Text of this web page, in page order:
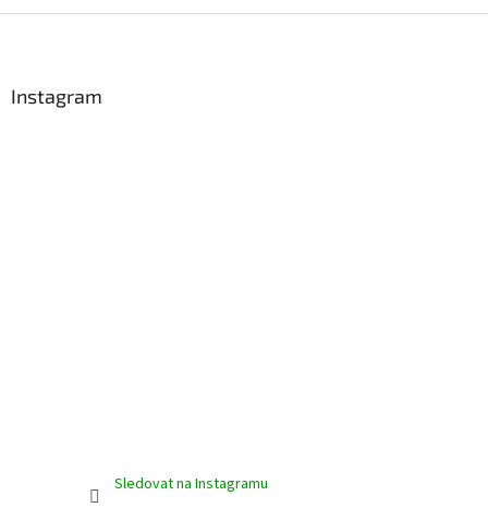
Instagram
Sledovat na Instagramu